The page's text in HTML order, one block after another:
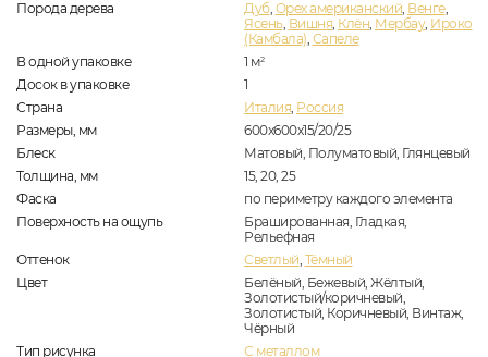
Порода дерева
Дуб, Орех американский, Венге,
Ясень, Вишня, Клён, Мербау, Ироко
(Камбала), Сапеле
В одной упаковке
1 м2
Досок в упаковке
1
Страна
Италия, Россия
Размеры, мм
600x600x15/20/25
Блеск
Матовый, Полуматовый, Глянцевый
Толщина, мм
15, 20, 25
Фаска
по периметру каждого элемента
Поверхность на ощупь
Брашированная, Гладкая,
Рельефная
Оттенок
Светлый, Тёмный
Цвет
Белёный, Бежевый, Жёлтый,
Золотистый/коричневый,
Золотистый, Коричневый, Винтаж,
Чёрный
Тип рисунка
С металлом